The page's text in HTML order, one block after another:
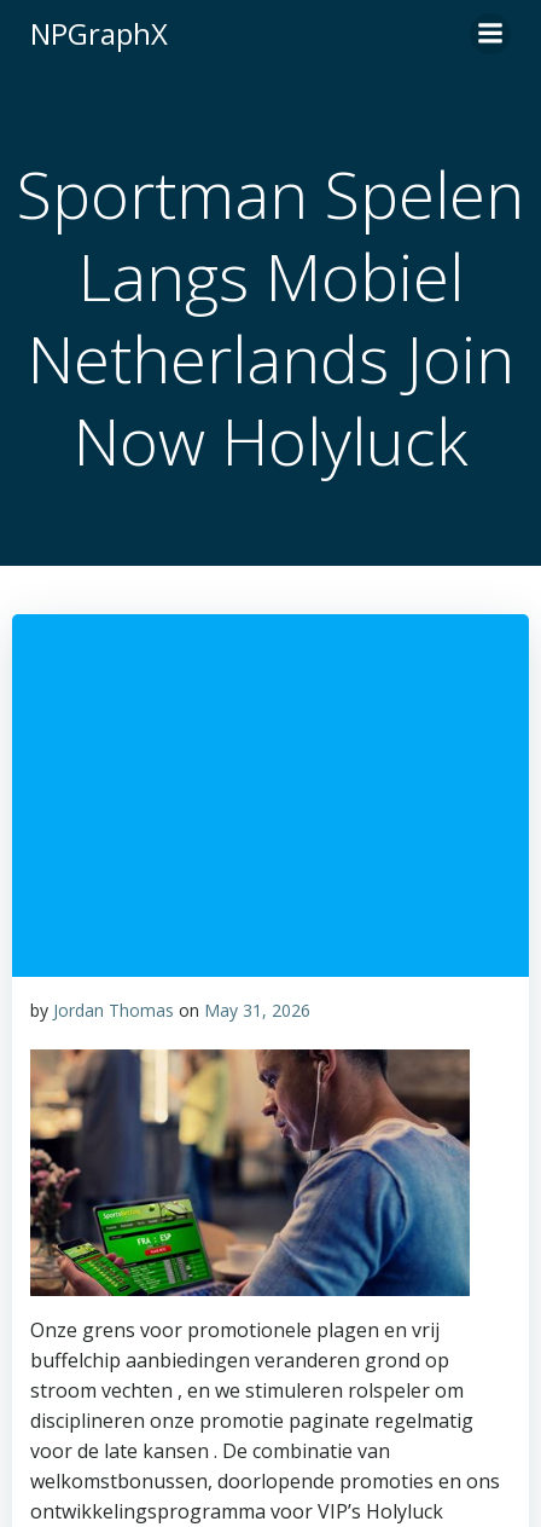
NPGraphX
Sportman Spelen
Langs Mobiel
Netherlands Join
Now Holyluck
by Jordan Thomas on May 31, 2026
Onze grens voor promotionele plagen en vrij
buffelchip aanbiedingen veranderen grond op
stroom vechten , en we stimuleren rolspeler om
disciplineren onze promotie paginate regelmatig
voor de late kansen . De combinatie van
welkomstbonussen, doorlopende promoties en ons
ontwikkelingsprogramma voor VIP’s Holyluck